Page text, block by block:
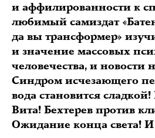
и аффилированности к
любимый самиздат
да вы трансформер»
и значение массовых
человечества, и новости
Синдром исчезающего
вода становится
Вита! Бехтерев против
Ожидание конца света! И